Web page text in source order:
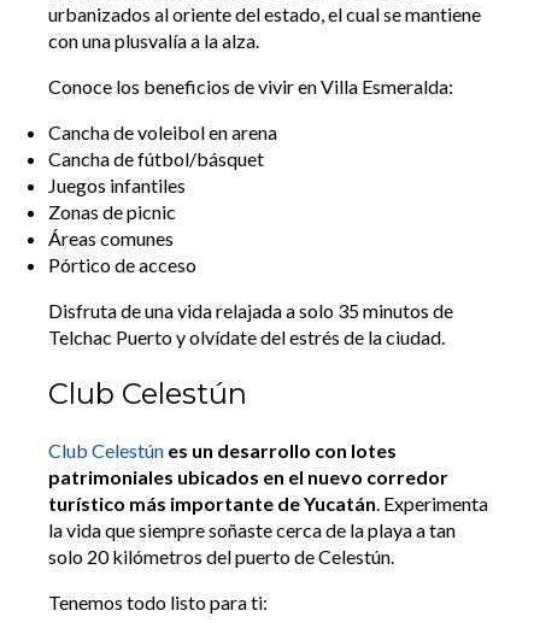
urbanizados al oriente del estado, el cual se mantiene
con una plusvalía a la alza.
Conoce los beneficios de vivir en Villa Esmeralda:
Cancha de voleibol en arena
Cancha de fútbol/básquet
Juegos infantiles
Zonas de picnic
Áreas comunes
Pórtico de acceso
Disfruta de una vida relajada a solo 35 minutos de
Telchac Puerto y olvídate del estrés de la ciudad.
Club Celestún
Club Celestún es un desarrollo con lotes
patrimoniales ubicados en el nuevo corredor
turístico más importante de Yucatán . Experimenta
la vida que siempre soñaste cerca de la playa a tan
solo 20 kilómetros del puerto de Celestún.
Tenemos todo listo para ti: